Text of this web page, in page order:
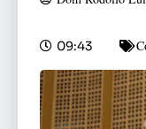
09:43